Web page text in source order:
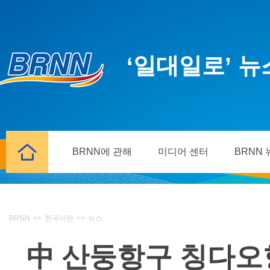
‘일대일로’
BRNN에 관해 미디어 센터 BRNN
BRNN >> 한국어판 >> 뉴스
中 산둥항구 칭다